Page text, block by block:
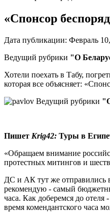
«Спонсор
Дата публикации: Февраль
Ведущий рубрики "О
Хоте­ли поехать в Табу,
которая все объясняет:
Ведущий рубрики
Пишет Krig42: Туры в
«Обращаем внимание
протестных митингов и
ДС и АК тут же отправились
рекомендую - самый
часа. Как доберемся до
время ко­мендантского часа